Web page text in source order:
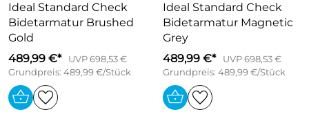
Ideal Standard Check
Bidetarmatur Brushed
Gold
489,99 €*
UVP 698,53 €
Grundpreis: 489,99 €/Stück
Ideal Standard Check
Bidetarmatur Magnetic
Grey
489,99 €*
UVP 698,53 €
Grundpreis: 489,99 €/Stück